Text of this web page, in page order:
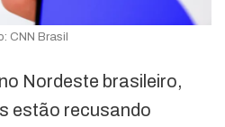
CNN Brasil
Nordeste brasileiro,
estão recusando